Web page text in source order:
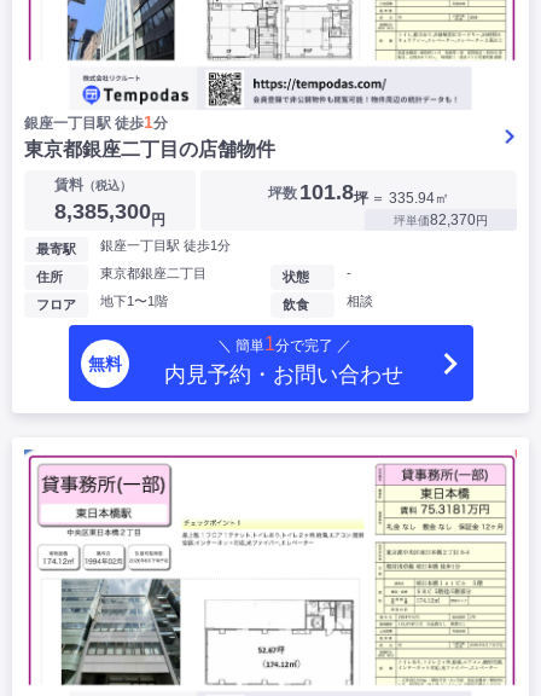
銀座一丁目駅 徒歩1分
東京都銀座二丁目の店舗物件
賃料 （税込）
8,385,300円
坪数 101.8坪 ＝ 335.94㎡
坪単価82,370円
最寄駅 銀座一丁目駅 徒歩1分
住所 東京都銀座二丁目
フロア 地下1〜1階
状態 -
飲食 相談
無料
＼ 簡単1分で完了 ／
内見予約・お問い合わせ